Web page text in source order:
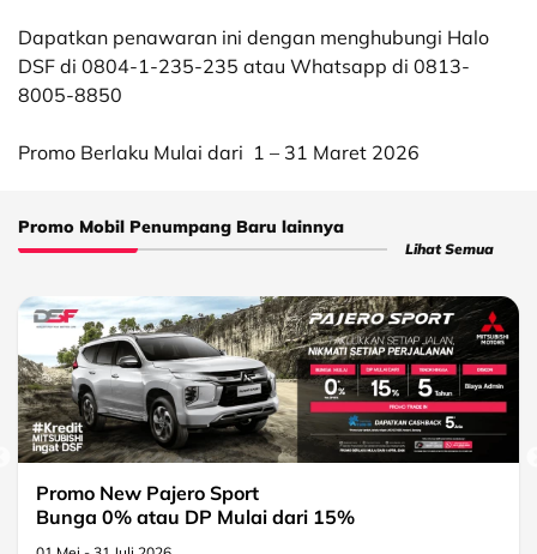
Dapatkan penawaran ini dengan menghubungi Halo
DSF di 0804-1-235-235 atau Whatsapp di 0813-
8005-8850
Promo Berlaku Mulai dari 1 – 31 Maret 2026
Promo Mobil Penumpang Baru lainnya
Lihat Semua
Promo New Pajero Sport
Bunga 0% atau DP Mulai dari 15%